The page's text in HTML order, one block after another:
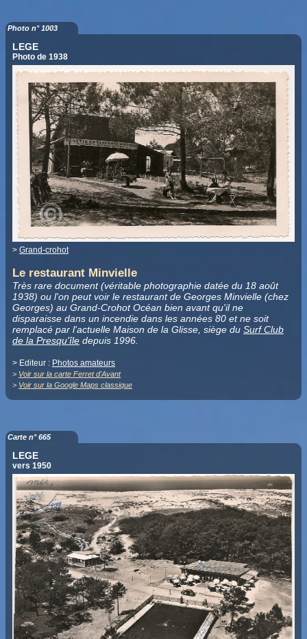
Photo n° 1003
LEGE
Photo de 1938
> Grand-crohot
Le restaurant Minvielle
Très rare document (véritable photographie datée du 18 août
1938) ou l'on peut voir le restaurant de Georges Minvielle (chez
Georges) au Grand-Crohot Océan bien avant qu'il ne
disparaisse dans un incendie dans les années 80 et ne soit
remplacé par l'actuelle Maison de la Glisse, siège du Surf Club
de la Presqu'île depuis 1996.
> Editeur : Photos amateurs
> Voir sur la carte Ferret d'Avant
> Voir sur la Google Maps classique
Carte n° 665
LEGE
vers 1950